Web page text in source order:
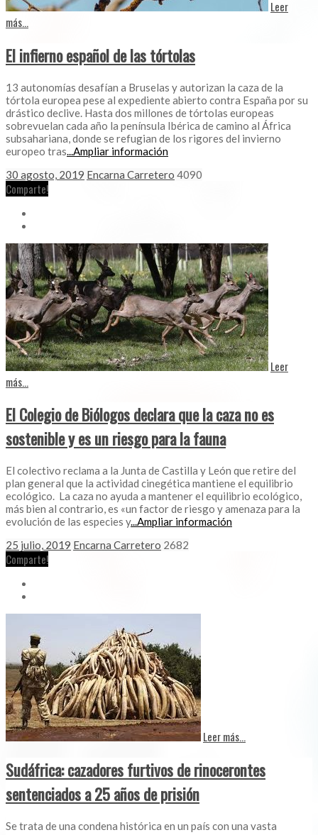
Leer
más...
El infierno español de las tórtolas
13 autonomías desafían a Bruselas y autorizan la caza de la
tórtola europea pese al expediente abierto contra España por su
drástico declive. Hasta dos millones de tórtolas europeas
sobrevuelan cada año la península Ibérica de camino al África
subsahariana, donde se refugian de los rigores del invierno
europeo tras...Ampliar información
30 agosto, 2019 Encarna Carretero 4090
Comparte!
Leer
más...
El Colegio de Biólogos declara que la caza no es
sostenible y es un riesgo para la fauna
El colectivo reclama a la Junta de Castilla y León que retire del
plan general que la actividad cinegética mantiene el equilibrio
ecológico. La caza no ayuda a mantener el equilibrio ecológico,
más bien al contrario, es «un factor de riesgo y amenaza para la
evolución de las especies y...Ampliar información
25 julio, 2019 Encarna Carretero 2682
Comparte!
Leer más...
Sudáfrica: cazadores furtivos de rinocerontes
sentenciados a 25 años de prisión
Se trata de una condena histórica en un país con una vasta